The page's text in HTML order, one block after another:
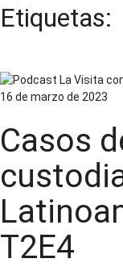
Etiquetas:
16 de marzo de 2023
Casos
T2E4